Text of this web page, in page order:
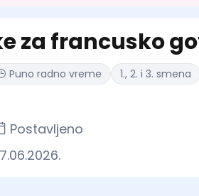
za francusko
Postavljeno
Puno radno vreme 1., 2. i 3. smena